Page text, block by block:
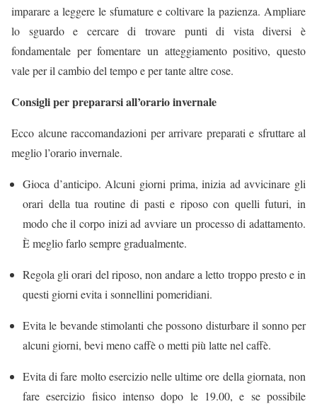
imparare a leggere le sfumature e coltivare la pazienza. Ampliare
lo sguardo e cercare di trovare punti di vista diversi è
fondamentale per fomentare un atteggiamento positivo, questo
vale per il cambio del tempo e per tante altre cose.
Consigli per prepararsi all’orario invernale
Ecco alcune raccomandazioni per arrivare preparati e sfruttare al
meglio l’orario invernale.
Gioca d’anticipo. Alcuni giorni prima, inizia ad avvicinare gli
orari della tua routine di pasti e riposo con quelli futuri, in
modo che il corpo inizi ad avviare un processo di adattamento.
È meglio farlo sempre gradualmente.
Regola gli orari del riposo, non andare a letto troppo presto e in
questi giorni evita i sonnellini pomeridiani.
Evita le bevande stimolanti che possono disturbare il sonno per
alcuni giorni, bevi meno caffè o metti più latte nel caffè.
Evita di fare molto esercizio nelle ultime ore della giornata, non
fare esercizio fisico intenso dopo le 19.00, e se possibile